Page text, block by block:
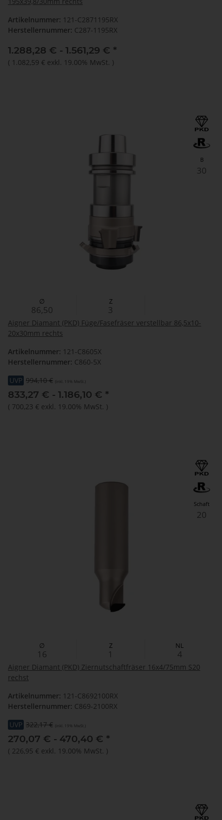
Artikelnummer: 121-C2871195RX
Herstellernummer: C287-1195RX
1.288,28 € - 1.561,29 € *
( 1.082,59 € exkl. 19.00% MwSt. )
∅
86,50
Z
3
B
30
Aigner Diamant (PKD) Füge/Fasefräser verstellbar 86,5x10-
20x30mm rechts
Artikelnummer: 121-C8605X
Herstellernummer: C860-5X
UVP 994,10 € (inkl. 19% MwSt.)
833,27 € - 1.186,10 € *
( 700,23 € exkl. 19.00% MwSt. )
∅
16
Z
1
NL
4
Schaft
20
Aigner Diamant (PKD) Ziernutschaftfräser 16x4/75mm S20
rechst
Artikelnummer: 121-C8692100RX
Herstellernummer: C869-2100RX
UVP 322,17 € (inkl. 19% MwSt.)
270,07 € - 470,40 € *
( 226,95 € exkl. 19.00% MwSt. )